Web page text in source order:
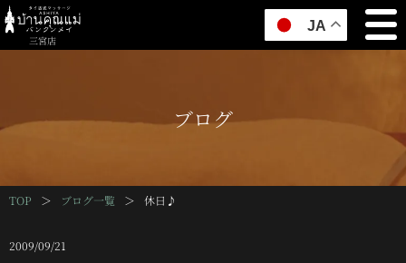
三宮店
ブログ
TOP ＞ ブログ一覧 ＞ 休日♪
2009/09/21
JA